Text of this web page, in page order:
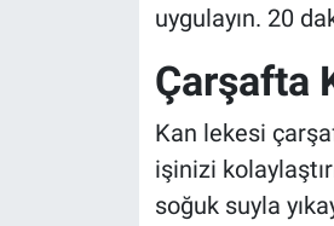
uygulayın. 20
Çarşafta
Kan lekesi
işinizi
soğuk suyla